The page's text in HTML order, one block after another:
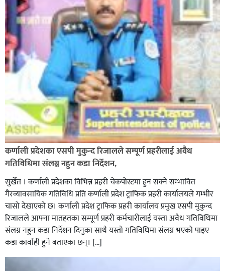
कर्णाली प्रदेशका एसपी मुकुन्द रिजालले सम्पूर्ण प्रहरीलाई अवैध
गतिविधिमा संलग्न नहुन कडा निर्देशन,
सुर्खेत । कर्णाली प्रदेशका विभिन्न प्रहरी चेकपोस्टमा हुन सक्ने सम्भावित
गैरव्यावसायिक गतिविधि प्रति कर्णाली प्रदेश ट्राफिक प्रहरी कार्यालयले गम्भीर
चासो देखाएको छ। कर्णाली प्रदेश ट्राफिक प्रहरी कार्यालय प्रमुख एसपी मुकुन्द
रिजालले आफ्ना मातहतका सम्पूर्ण प्रहरी कर्मचारीलाई यस्ता अवैध गतिविधिमा
संलग्न नहुन कडा निर्देशन दिनुका साथै यस्तो गतिविधिमा संलग्न भएको पाइए
कडा कार्वाही हुने बताएका छन्। […]